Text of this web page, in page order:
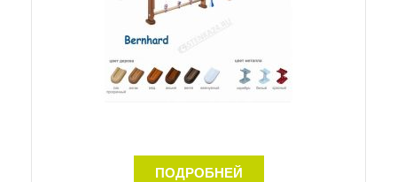
ПОДРОБНЕЙ